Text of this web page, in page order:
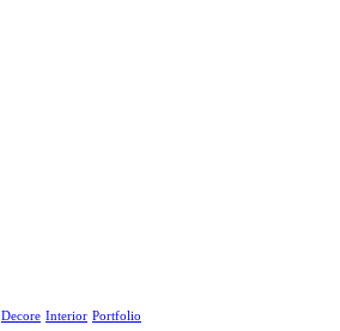
Decore Interior Portfolio